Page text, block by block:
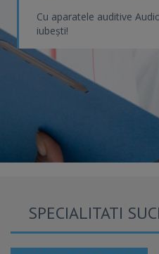
Cu aparatele auditive
iubești!
SPECIALITATI